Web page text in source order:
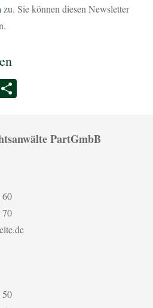
zu. Sie können diesen Newsletter
PartGmbB
60
70
50